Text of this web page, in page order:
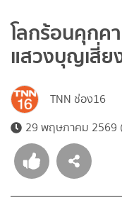
โลกร้อนคุกค
แสวงบุญเสี่
TNN ช่อง16
29 พฤษภาคม 2569